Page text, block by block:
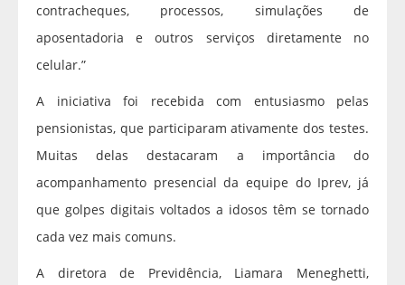
contracheques, processos, simulações de
aposentadoria e outros serviços diretamente no
celular.”
A iniciativa foi recebida com entusiasmo pelas
pensionistas, que participaram ativamente dos testes.
Muitas delas destacaram a importância do
acompanhamento presencial da equipe do Iprev, já
que golpes digitais voltados a idosos têm se tornado
cada vez mais comuns.
A diretora de Previdência, Liamara Meneghetti,